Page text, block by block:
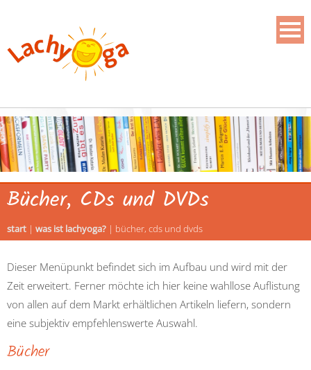
Bücher, CDs und DVDs
start | was ist lachyoga? | bücher, cds und dvds
Dieser Menüpunkt befindet sich im Aufbau und wird mit der
Zeit erweitert. Ferner möchte ich hier keine wahllose Auflistung
von allen auf dem Markt erhältlichen Artikeln liefern, sondern
eine subjektiv empfehlenswerte Auswahl.
Bücher